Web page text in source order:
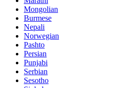
Mongolian
Burmese
Nepali
Norwegian
Pashto
Persian
Punjabi
Serbian
Sesotho